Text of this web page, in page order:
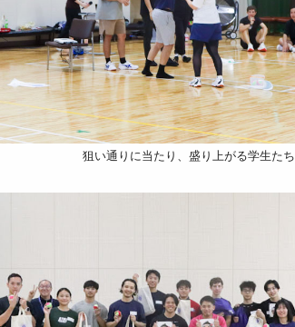
狙い通りに当たり、盛り上がる学生たち